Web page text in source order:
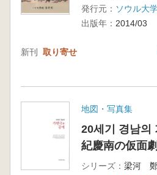
発行元： ソウル大
出版年： 2014/03
新刊 取り寄せ
地図・写真集
20세기 경남의
紀慶南の仮面
シリーズ： 梁河 鄭